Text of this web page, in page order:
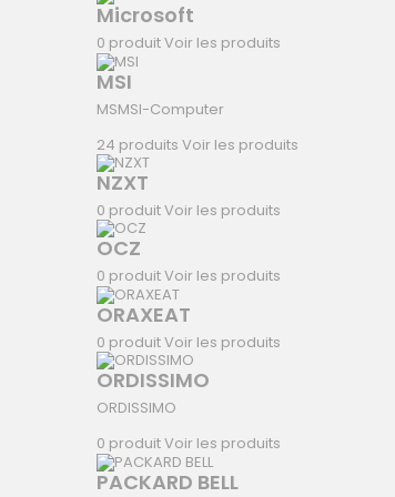
Microsoft
0 produitVoir les produits
MSI
MSMSI-Computer
24 produits Voir les produits
NZXT
0 produitVoir les produits
OCZ
0 produitVoir les produits
ORAXEAT
0 produitVoir les produits
ORDISSIMO
ORDISSIMO
0 produitVoir les produits
PACKARD BELL